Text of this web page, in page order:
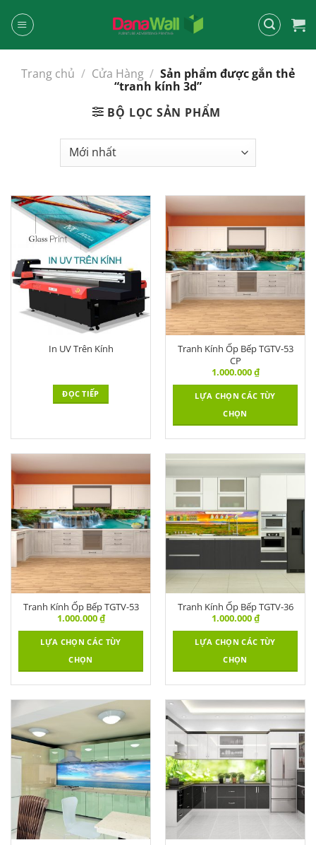
đến
Trang chủ / Cửa Hàng / Sản phẩm được gắn thẻ
“tranh kính 3d”
BỘ LỌC SẢN PHẨM
In UV Trên Kính
ĐỌC TIẾP
Tranh Kính Ốp Bếp TGTV-53
CP
1.000.000₫
LỰA CHỌN CÁC TÙY
CHỌN
Tranh Kính Ốp Bếp TGTV-53
1.000.000₫
LỰA CHỌN CÁC TÙY
CHỌN
Tranh Kính Ốp Bếp TGTV-36
1.000.000₫
LỰA CHỌN CÁC TÙY
CHỌN